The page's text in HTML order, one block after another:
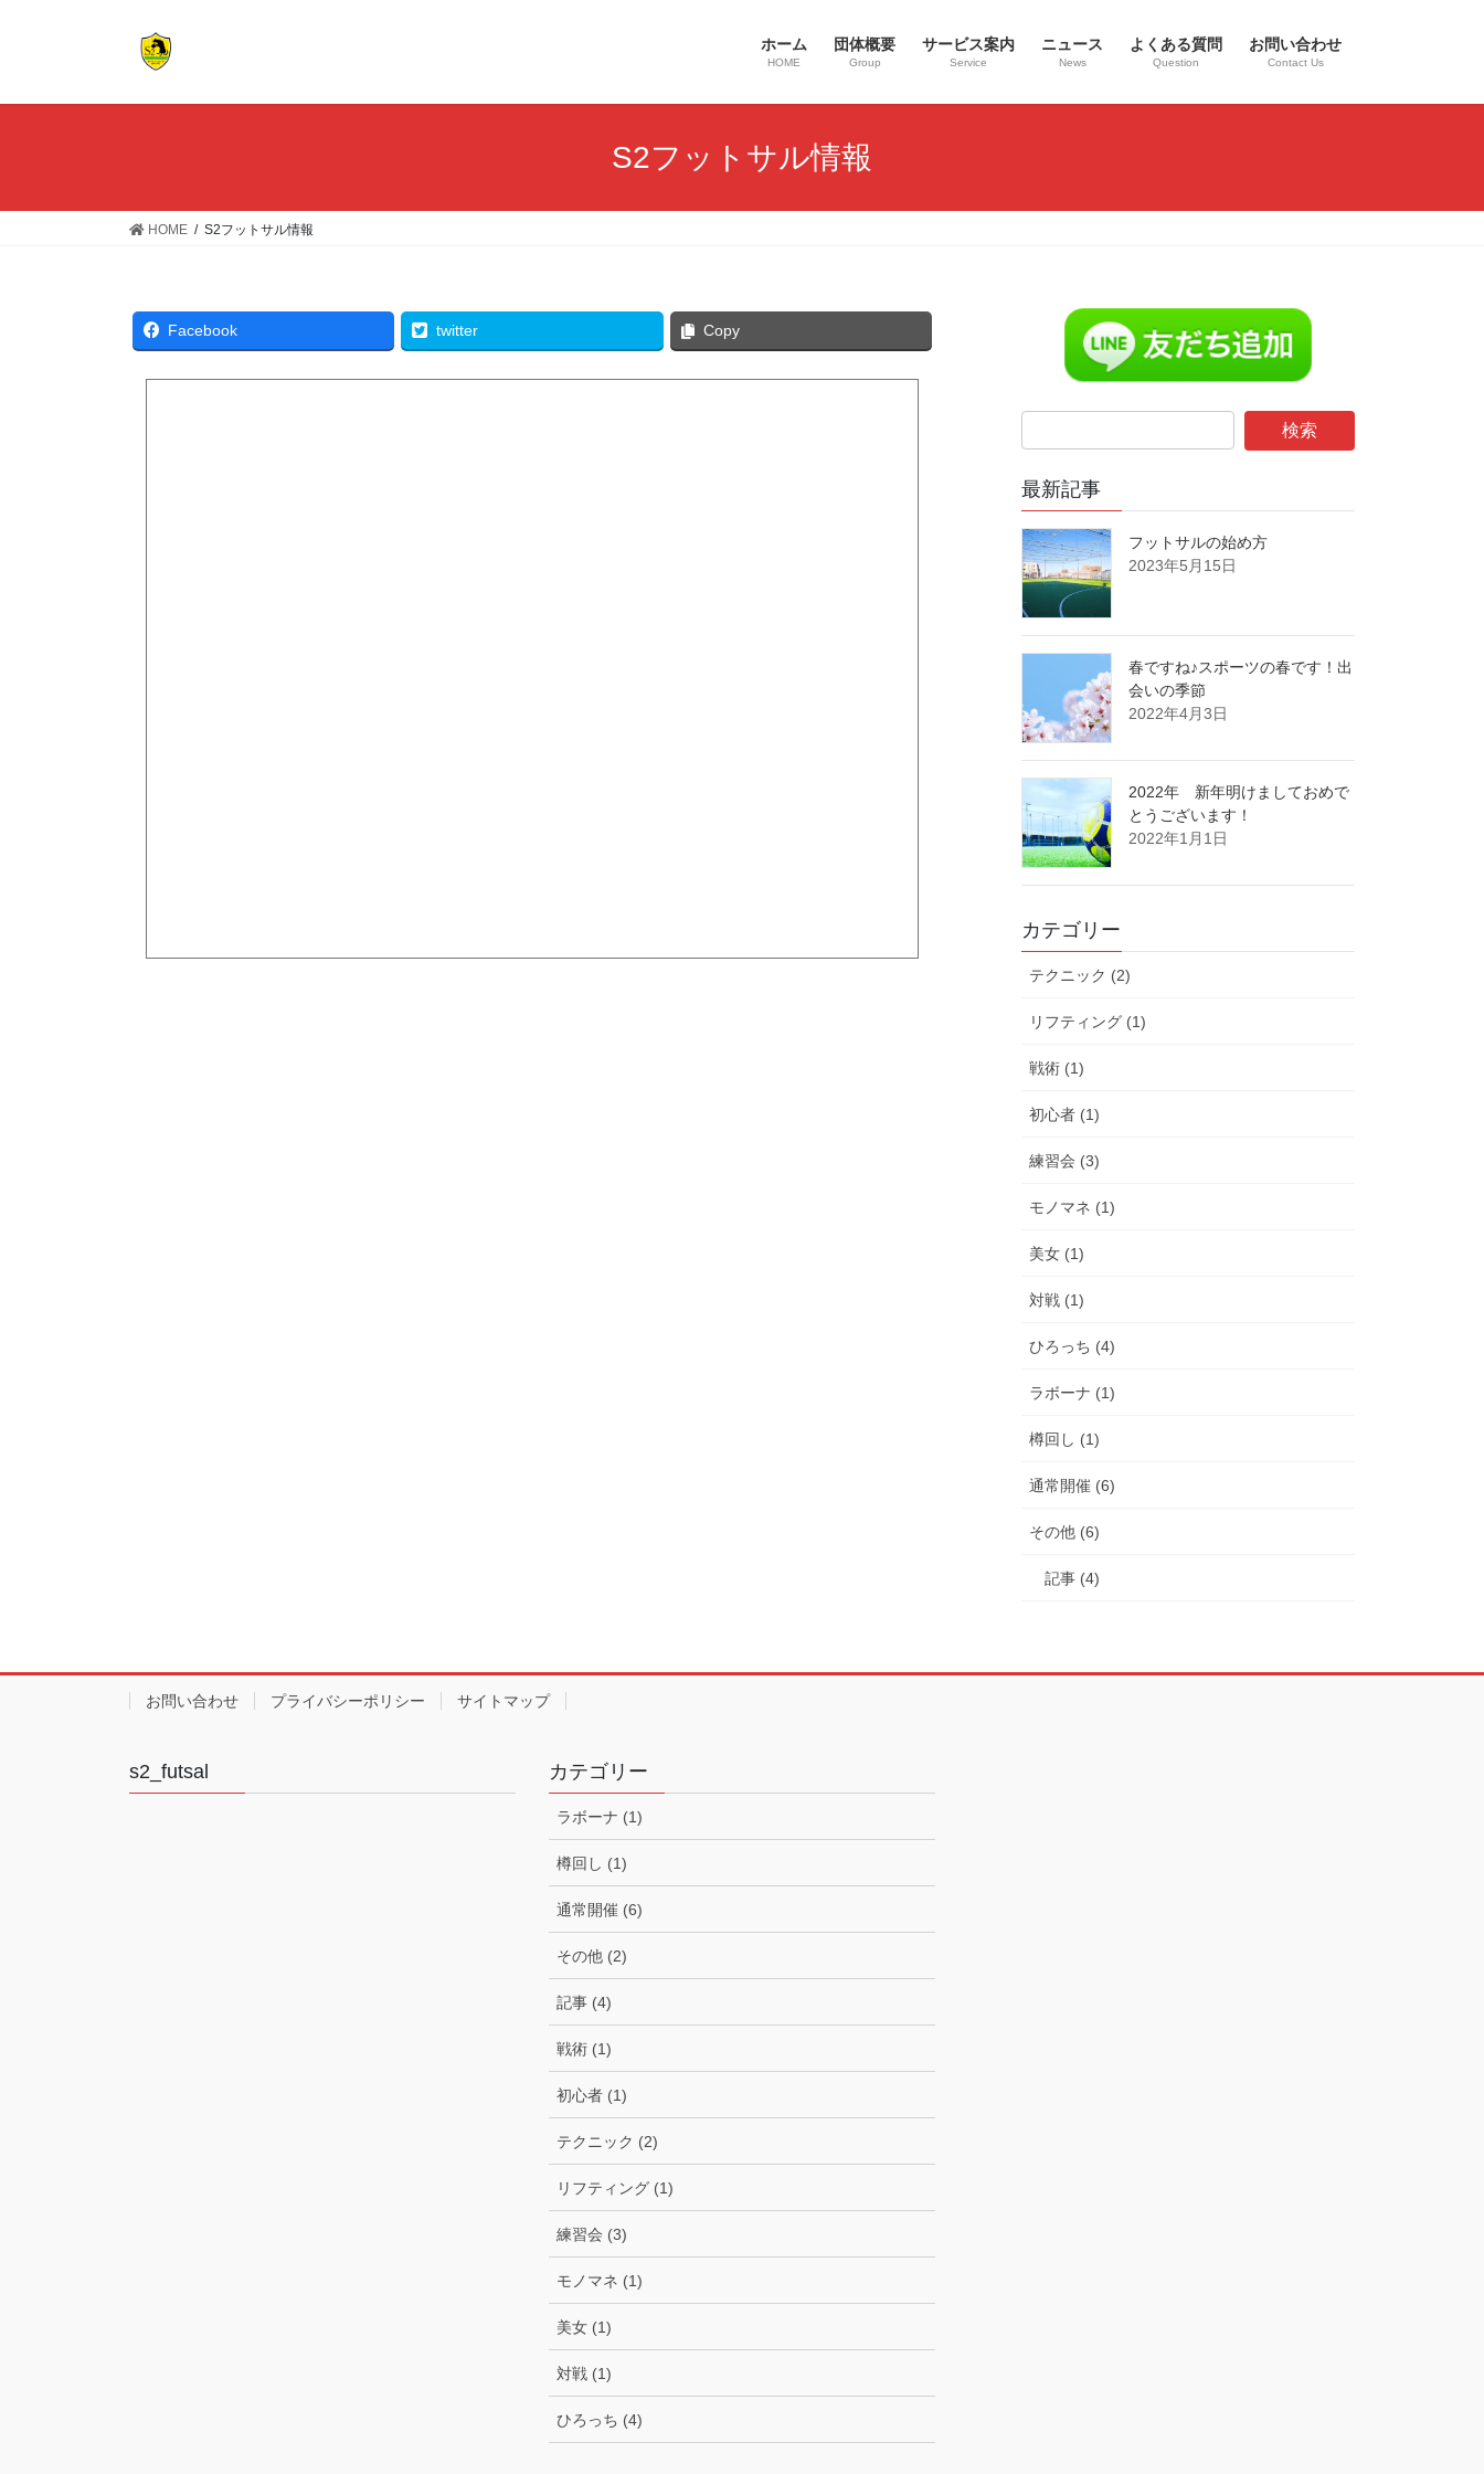
ホーム
HOME
団体概要
Group
サービス案内
Service
ニュース
News
よくある質問
Question
お問い合わせ
Contact Us
S2フットサル情報
HOME S2フットサル情報
Facebook twitter Copy
最新記事
フットサルの始め方
2023年5月15日
春ですね♪スポーツの春です！出
会いの季節
2022年4月3日
2022年 新年明けましておめで
とうございます！
2022年1月1日
カテゴリー
テクニック (2)
リフティング (1)
戦術 (1)
初心者 (1)
練習会 (3)
モノマネ (1)
美女 (1)
対戦 (1)
ひろっち (4)
ラボーナ (1)
樽回し (1)
通常開催 (6)
その他 (6)
記事 (4)
お問い合わせ プライバシーポリシー サイトマップ
s2_futsal カテゴリー
ラボーナ (1)
樽回し (1)
通常開催 (6)
その他 (2)
記事 (4)
戦術 (1)
初心者 (1)
テクニック (2)
リフティング (1)
練習会 (3)
モノマネ (1)
美女 (1)
対戦 (1)
ひろっち (4)